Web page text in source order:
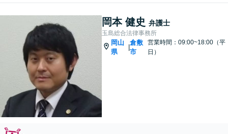
岡本 健史 弁護士
玉島総合法律事務所
岡山
県
|
倉敷
市
営業時間：09:00~18:00（平
日）